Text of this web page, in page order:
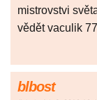
mistrovstvi
vědět vaculik
blbost